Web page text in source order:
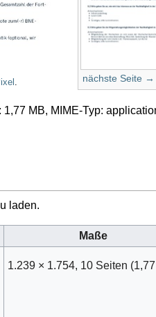
. nächste Seite →
MB, MIME-Typ:
laden.
Maße
1.239 × 1.754, 10 Seiten